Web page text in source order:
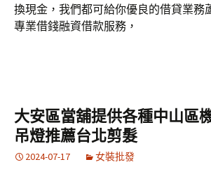
換現金，我們都可給你優良的借貸業務
專業借錢融資借款服務，
大安區當舖提供各種中山區
吊燈推薦台北剪髮
2024-07-17 女裝批發